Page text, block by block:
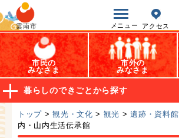
雲南市 メニュー アクセス
オープンデータ
市民の
みなさま
市外の
みなさま
暮らしのできごとから探す
トップ >観光・文化 > 観光 >遺跡・資料館
内・山内生活伝承館